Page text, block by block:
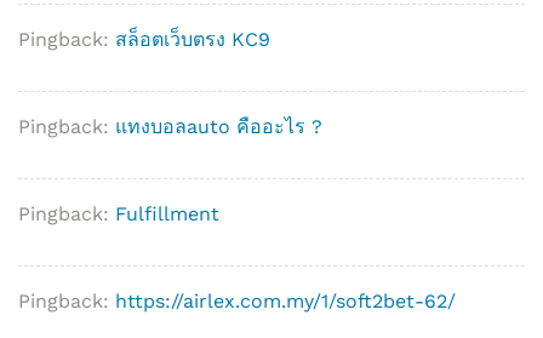
Pingback: สล็อตเว็บตรง KC9
Pingback: แทงบอลauto คืออะไร ?
Pingback: Fulfillment
Pingback: https://airlex.com.my/1/soft2bet-62/